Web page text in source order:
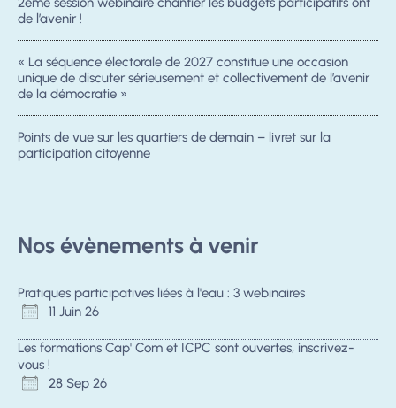
de l’avenir !
« La séquence électorale de 2027 constitue une occasion
unique de discuter sérieusement et collectivement de l’avenir
de la démocratie »
Points de vue sur les quartiers de demain – livret sur la
participation citoyenne
Nos évènements à venir
Pratiques participatives liées à l'eau : 3 webinaires
11 Juin 26
Les formations Cap' Com et ICPC sont ouvertes, inscrivez-
vous !
28 Sep 26